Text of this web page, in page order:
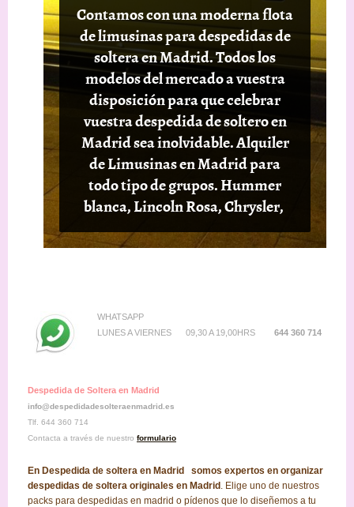
Contamos con una moderna flota
de limusinas para despedidas de
soltera en Madrid. Todos los
modelos del mercado a vuestra
disposición para que celebrar
vuestra despedida de soltero en
Madrid sea inolvidable. Alquiler
de Limusinas en Madrid para
todo tipo de grupos. Hummer
blanca, Lincoln Rosa, Chrysler,
WHATSAPP
LUNES A VIERNES 09,30 A 19,00HRS
644 360 714
Despedida de Soltera en Madrid
info@despedidadesolteraenmadrid.es
Tlf. 644 360 714
Contacta a través de nuestro formulario
En Despedida de soltera en Madrid somos expertos en organizar
despedidas de soltera originales en Madrid . Elige uno de nuestros
packs para despedidas en madrid o pídenos que lo diseñemos a tu